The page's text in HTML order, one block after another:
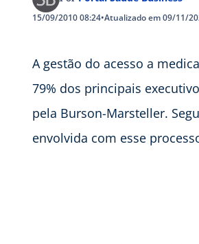
15/09/2010 08:24•Atualizado em 09/11/
A gestão do acesso a
79% dos principais
pela Burson-Marsteller.
envolvida com esse